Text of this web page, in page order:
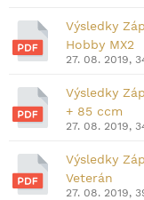
Výsledky
Hobby MX2
27. 08. 2019,
Výsledky
+ 85 ccm
27. 08. 2019,
Výsledky
Veterán
27. 08. 2019,